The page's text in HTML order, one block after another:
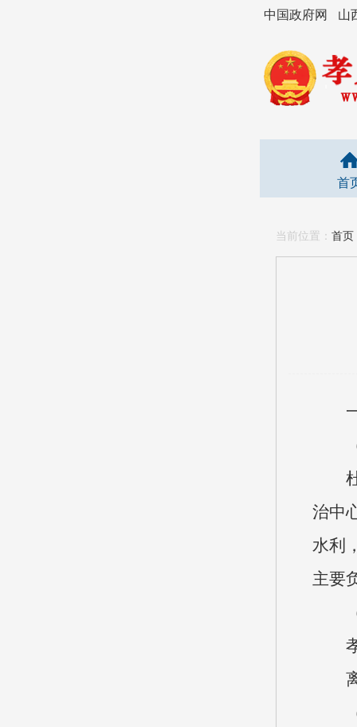
中国政府网 山
首
当前位置： 首页
一
（
杜
治中
水利
主要
（
孝
离
（